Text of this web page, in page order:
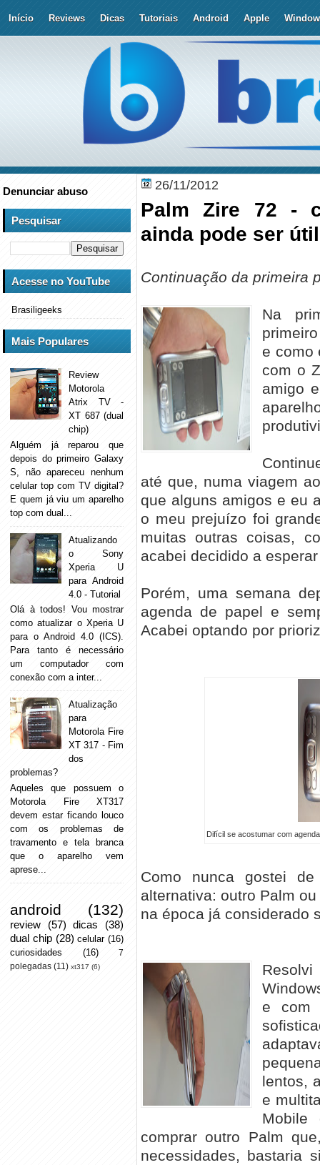
Início Reviews Dicas Tutoriais Android Apple
26/11/2012
Palm Zire 72 -
ainda pode ser
Continuação da primeira
Na
e como
com o
amigo
até que, numa viagem
que alguns amigos e eu
o meu prejuízo foi
muitas outras coisas,
acabei decidido a
Porém, uma semana
agenda de papel e
Acabei optando por
Difícil se acostumar com
Como nunca gostei
alternativa: outro Palm
na época já considerado
e com
lentos,
e
Mobile
comprar outro Palm
necessidades, bastaria
Denunciar abuso
Pesquisar
Acesse no YouTube
Brasiligeeks
Mais Populares
Review
Motorola
Atrix TV -
XT 687 (dual
chip)
Alguém já reparou que
depois do primeiro Galaxy
S, não apareceu nenhum
celular top com TV digital?
E quem já viu um aparelho
top com dual...
Atualizando
o Sony
Xperia U
para Android
4.0 - Tutorial
Olá à todos! Vou mostrar
como atualizar o Xperia U
para o Android 4.0 (ICS).
Para tanto é necessário
um computador com
conexão com a inter...
Atualização
para
Motorola Fire
XT 317 - Fim
dos
problemas?
Aqueles que possuem o
Motorola Fire XT317
devem estar ficando louco
com os problemas de
travamento e tela branca
que o aparelho vem
aprese...
android (132)
review (57) dicas
(38)
dual chip (28) celular (16)
curiosidades
(16)
7
polegadas (11) xt317 (6)